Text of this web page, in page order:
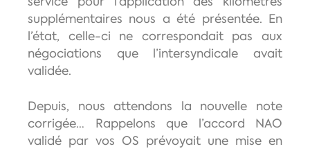
supplémentaires nous a été présentée. En
l’état, celle-ci ne correspondait pas aux
négociations que l’intersyndicale avait
validée.
Depuis, nous attendons la nouvelle note
corrigée… Rappelons que l’accord NAO
validé par vos OS prévoyait une mise en